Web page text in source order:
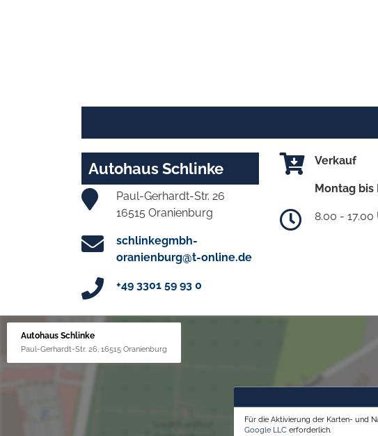
Autohaus Schlinke
Paul-Gerhardt-Str. 26
16515 Oranienburg
schlinkegmbh-
oranienburg@t-online.de
+49 3301 59 93 0
Verkauf
Montag bis
8.00 - 17.00
Autohaus Schlinke
Paul-Gerhardt-Str. 26, 16515 Oranienburg
Für die Aktivierung der Karten- und
Google LLC erforderlich.